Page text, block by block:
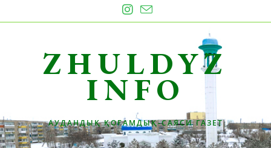
to
ZHULDYZ
INFO
АУДАНДЫҚ ҚОҒАМДЫҚ-САЯСИ ГАЗЕТ